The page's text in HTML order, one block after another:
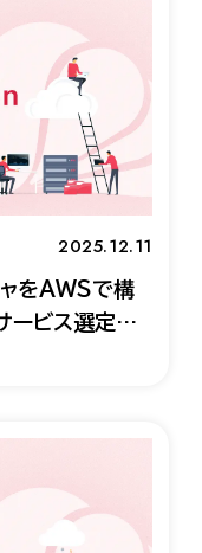
2025.12.11
ャをAWSで構
ービス選定ガ